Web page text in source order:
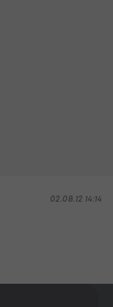
02.08.12 14:14